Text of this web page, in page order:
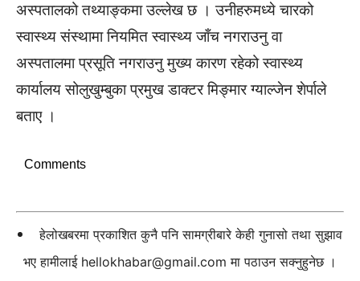
अस्पतालको तथ्याङ्कमा उल्लेख छ । उनीहरुमध्ये चारको
स्वास्थ्य संस्थामा नियमित स्वास्थ्य जाँच नगराउनु वा
अस्पतालमा प्रसूति नगराउनु मुख्य कारण रहेको स्वास्थ्य
कार्यालय सोलुखुम्बुका प्रमुख डाक्टर मिङ्मार ग्याल्जेन शेर्पाले
बताए ।
Comments
हेलोखबरमा प्रकाशित कुनै पनि सामग्रीबारे केही गुनासो तथा सुझाव
भए हामीलाई hellokhabar@gmail.com मा पठाउन सक्नुहुनेछ ।